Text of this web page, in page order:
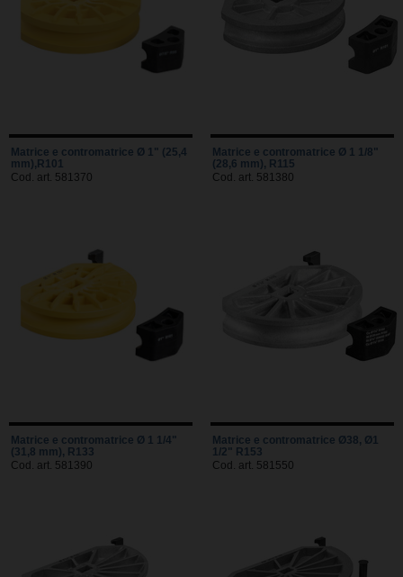
Matrice e contromatrice Ø 1" (25,4
mm),R101
Cod. art. 581370
Matrice e contromatrice Ø 1 1/8"
(28,6 mm), R115
Cod. art. 581380
Matrice e contromatrice Ø 1 1/4"
(31,8 mm), R133
Cod. art. 581390
Matrice e contromatrice Ø38, Ø1
1/2" R153
Cod. art. 581550